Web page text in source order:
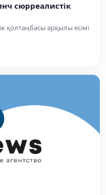
сюрреалистік
қолтаңбасы арқылы есімі